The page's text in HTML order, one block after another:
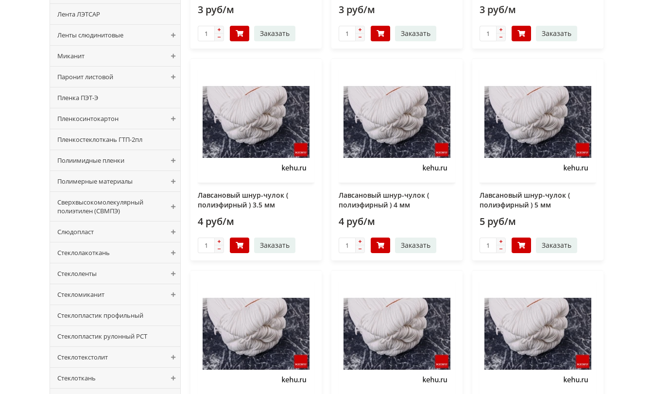
Лента ЛЭТСАР
Ленты слюдинитовые
Миканит
Паронит листовой
Пленка ПЭТ-Э
Пленкосинтокартон
Пленкостеклоткань ГТП-2пл
Полиимидные пленки
Полимерные материалы
Сверхвысокомолекулярный
полиэтилен (СВМПЭ)
Слюдопласт
Стеклолакоткань
Стеклоленты
Стекломиканит
Стеклопластик профильный
Стеклопластик рулонный РСТ
Стеклотекстолит
Стеклоткань
3 руб/м
Заказать
3 руб/м
Заказать
3 руб/м
Заказать
Лавсановый шнур-чулок (
полиэфирный ) 3.5 мм
4 руб/м
Заказать
Лавсановый шнур-чулок (
полиэфирный ) 4 мм
4 руб/м
Заказать
Лавсановый шнур-чулок (
полиэфирный ) 5 мм
5 руб/м
Заказать